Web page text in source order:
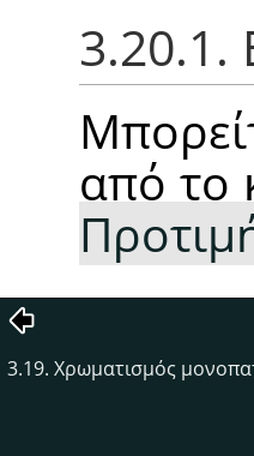
3.20.1.
από το
3.19. Χρωματισμός